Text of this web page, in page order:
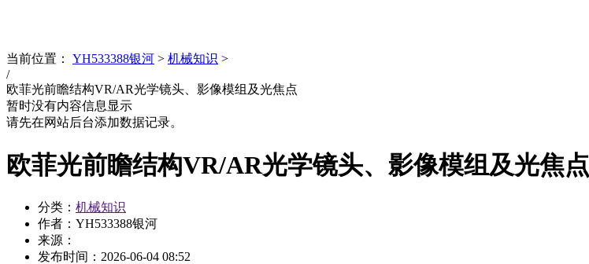
当前位置： YH533388银河 > 机械知识 >
/
欧菲光前瞻结构VR/AR光学镜头、影像模组及光焦点
暂时没有内容信息显示
请先在网站后台添加数据记录。
欧菲光前瞻结构VR/AR光学镜头、影像模组及光焦点
分类： 机械知识
作者：YH533388银河
来源：
发布时间： 2026-06-04 08:52